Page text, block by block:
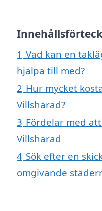
1 Vad kan en
hjälpa till med?
2 Hur mycket
Villshärad?
3 Fördelar med
Villshärad
4 Sök efter en
omgivande